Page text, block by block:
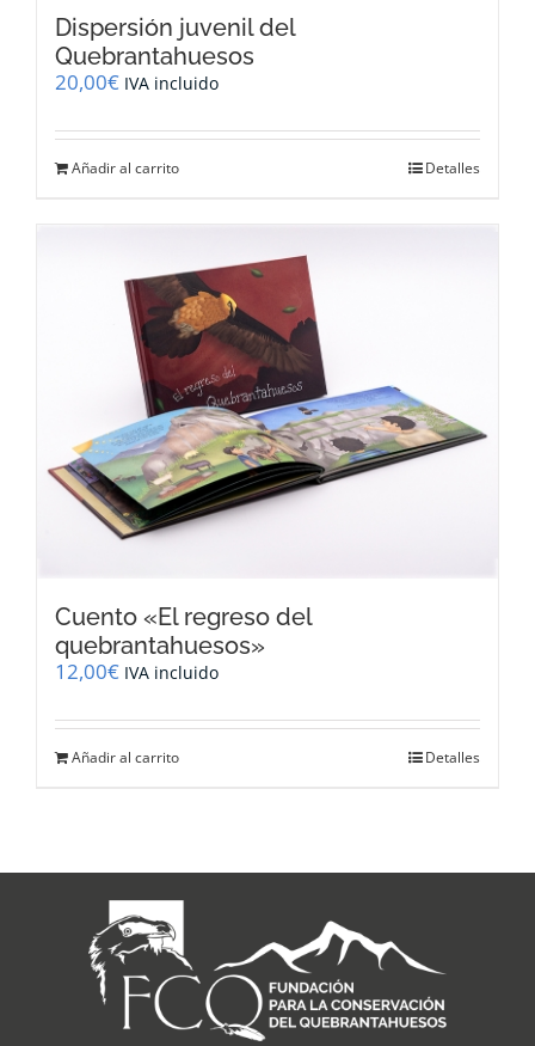
Dispersión juvenil del
Quebrantahuesos
20,00€ IVA incluido
Añadir al carrito Detalles
Cuento «El regreso del
quebrantahuesos»
12,00€ IVA incluido
Añadir al carrito Detalles